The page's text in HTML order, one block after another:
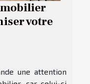
votre
une attention